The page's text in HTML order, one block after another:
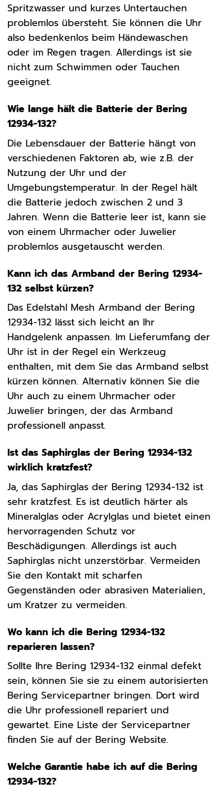
Spritzwasser und kurzes Untertauchen
problemlos übersteht. Sie können die Uhr
also bedenkenlos beim Händewaschen
oder im Regen tragen. Allerdings ist sie
nicht zum Schwimmen oder Tauchen
geeignet.
Wie lange hält die Batterie der Bering
12934-132?
Die Lebensdauer der Batterie hängt von
verschiedenen Faktoren ab, wie z.B. der
Nutzung der Uhr und der
Umgebungstemperatur. In der Regel hält
die Batterie jedoch zwischen 2 und 3
Jahren. Wenn die Batterie leer ist, kann sie
von einem Uhrmacher oder Juwelier
problemlos ausgetauscht werden.
Kann ich das Armband der Bering 12934-
132 selbst kürzen?
Das Edelstahl Mesh Armband der Bering
12934-132 lässt sich leicht an Ihr
Handgelenk anpassen. Im Lieferumfang der
Uhr ist in der Regel ein Werkzeug
enthalten, mit dem Sie das Armband selbst
kürzen können. Alternativ können Sie die
Uhr auch zu einem Uhrmacher oder
Juwelier bringen, der das Armband
professionell anpasst.
Ist das Saphirglas der Bering 12934-132
wirklich kratzfest?
Ja, das Saphirglas der Bering 12934-132 ist
sehr kratzfest. Es ist deutlich härter als
Mineralglas oder Acrylglas und bietet einen
hervorragenden Schutz vor
Beschädigungen. Allerdings ist auch
Saphirglas nicht unzerstörbar. Vermeiden
Sie den Kontakt mit scharfen
Gegenständen oder abrasiven Materialien,
um Kratzer zu vermeiden.
Wo kann ich die Bering 12934-132
reparieren lassen?
Sollte Ihre Bering 12934-132 einmal defekt
sein, können Sie sie zu einem autorisierten
Bering Servicepartner bringen. Dort wird
die Uhr professionell repariert und
gewartet. Eine Liste der Servicepartner
finden Sie auf der Bering Website.
Welche Garantie habe ich auf die Bering
12934-132?